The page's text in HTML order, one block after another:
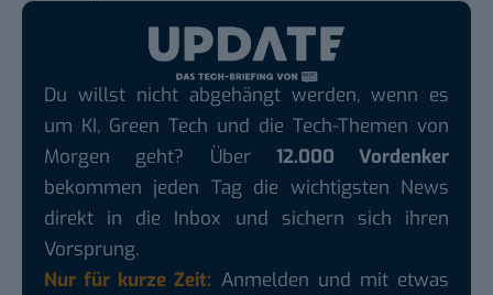
Du willst nicht abgehängt werden, wenn es
um KI, Green Tech und die Tech-Themen von
Morgen geht? Über 12.000 Vordenker
bekommen jeden Tag die wichtigsten News
direkt in die Inbox und sichern sich ihren
Vorsprung.
Nur für kurze Zeit: Anmelden und mit etwas